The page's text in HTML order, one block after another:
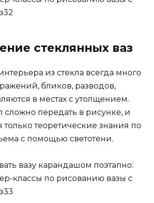
стеклянных ваз
из стекла всегда много
бликов, разводов,
в местах с утолщением.
сложно передать в рисунке, и
только теоретические знания по
с помощью светотени.